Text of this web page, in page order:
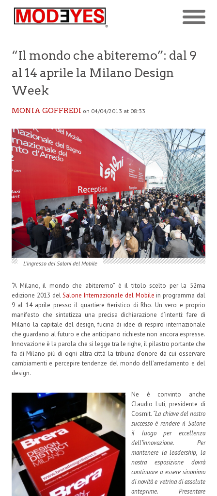
“Il mondo che abiteremo”: dal 9
al 14 aprile la Milano Design
Week
MONIA GOFFREDI on 04/04/2013 at 08:33
L’ingresso dei Saloni del Mobile
“A Milano, il mondo che abiteremo” è il titolo scelto per la 52ma
edizione 2013 delSalone Internazionale del Mobile in programma dal
9 al 14 aprile presso il quartiere fieristico di Rho. Un vero e proprio
manifesto che sintetizza una precisa dichiarazione d’intenti: fare di
Milano la capitale del design, fucina di idee di respiro internazionale
che guardano al futuro e che anticipano richieste non ancora espresse.
Innovazione è la parola che si legge tra le righe, il pilastro portante che
fa di Milano più di ogni altra città la tribuna d’onore da cui osservare
cambiamenti e percepire tendenze del mondo dell’arredamento e del
design.
Ne è convinto anche
Claudio Luti, presidente di
Cosmit. “La chiave del nostro
successo è rendere il Salone
il luogo per eccellenza
dell’innovazione. Per
mantenere la leadership, la
nostra esposizione dovrà
continuare a essere sinonimo
di novità e vetrina di assolute
anteprime. Presentare